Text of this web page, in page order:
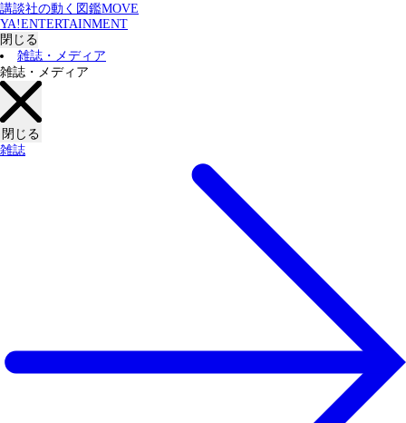
講談社の動く図鑑MOVE
YA!ENTERTAINMENT
閉じる
雑誌・メディア
雑誌・メディア
閉じる
雑誌